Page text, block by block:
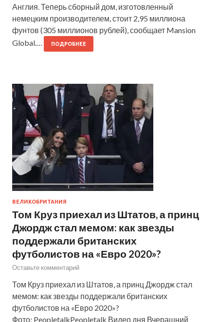
Англия. Теперь сборный дом, изготовленный
немецким производителем, стоит 2,95 миллиона
фунтов (305 миллионов рублей), сообщает Mansion
Global.…
ПОДРОБНЕЕ
ВЕЛИКОБРИТАНИЯ
Том Круз приехал из Штатов, а принц
Джордж стал мемом: как звезды
поддержали британских
футболистов на «Евро 2020»?
Оставьте комментарий
Том Круз приехал из Штатов, а принц Джордж стал
мемом: как звезды поддержали британских
футболистов на «Евро 2020»?
Фото: PeopletalkPeopletalk Видео дня Вчерашний